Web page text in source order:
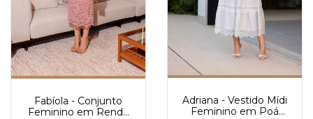
Fabíola - Conjunto
Feminino em Renda
Adriana - Vestido Mídi
Feminino em Poá